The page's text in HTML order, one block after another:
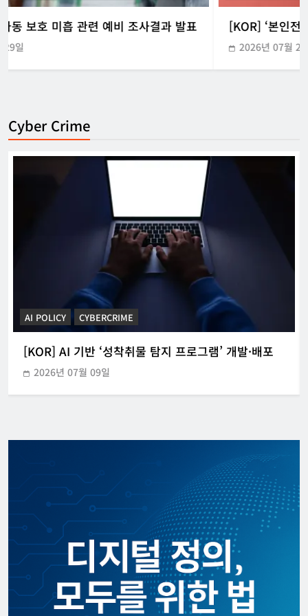
사결과 발표
강철하 선임기자 2026년 07월 29일
0
[KOR] ‘본인전송요구권’ 사전협의 지원 시범운영
Cyber Crime
CYBERCRIME POLICE INVESTIGATION ANNOUNCEMENT
[KOR] 3대 참사 허위정보 퍼뜨린 피의자 구속
2026년 05월 31일